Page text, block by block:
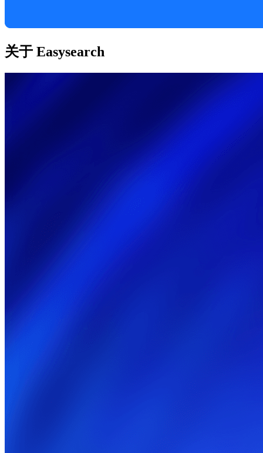
关于 Easysearch